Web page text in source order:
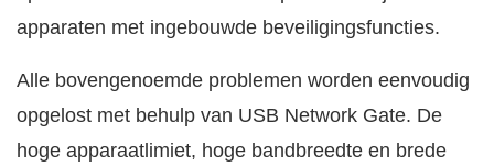
apparaten met ingebouwde beveiligingsfuncties.
Alle bovengenoemde problemen worden eenvoudig
opgelost met behulp van USB Network Gate. De
hoge apparaatlimiet, hoge bandbreedte en brede